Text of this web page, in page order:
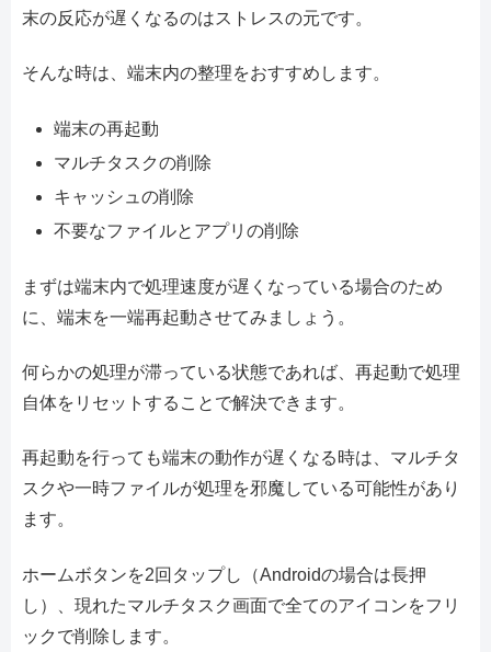
末の反応が遅くなるのはストレスの元です。
そんな時は、端末内の整理をおすすめします。
端末の再起動
マルチタスクの削除
キャッシュの削除
不要なファイルとアプリの削除
まずは端末内で処理速度が遅くなっている場合のため
に、端末を一端再起動させてみましょう。
何らかの処理が滞っている状態であれば、再起動で処理
自体をリセットすることで解決できます。
再起動を行っても端末の動作が遅くなる時は、マルチタ
スクや一時ファイルが処理を邪魔している可能性があり
ます。
ホームボタンを2回タップし（Androidの場合は長押
し）、現れたマルチタスク画面で全てのアイコンをフリ
ックで削除します。